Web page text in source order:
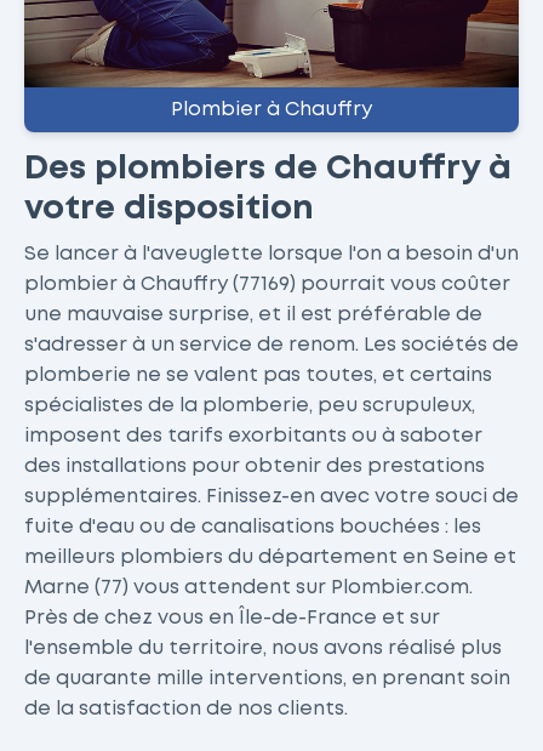
Plombier à Chauffry
Des plombiers de Chauffry à
votre disposition
Se lancer à l'aveuglette lorsque l'on a besoin d'un
plombier à Chauffry (77169) pourrait vous coûter
une mauvaise surprise, et il est préférable de
s'adresser à un service de renom. Les sociétés de
plomberie ne se valent pas toutes, et certains
spécialistes de la plomberie, peu scrupuleux,
imposent des tarifs exorbitants ou à saboter
des installations pour obtenir des prestations
supplémentaires. Finissez-en avec votre souci de
fuite d'eau ou de canalisations bouchées : les
meilleurs plombiers du département en Seine et
Marne (77) vous attendent sur Plombier.com.
Près de chez vous en Île-de-France et sur
l'ensemble du territoire, nous avons réalisé plus
de quarante mille interventions, en prenant soin
de la satisfaction de nos clients.